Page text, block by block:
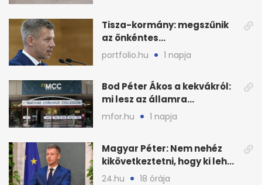
Tisza-kormány: megszűnik
az önkéntes
fogyasztáscsökkentés
portfolio.hu 1 napja
Bod Péter Ákos a kekvákról:
mi lesz az államra
visszaszálló vagyonnal?
mfor.hu 1 napja
Magyar Péter: Nem nehéz
kikövetkeztetni, hogy ki lehet
a három jelölt
24.hu 18 órája